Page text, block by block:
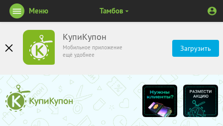
КупиКупон
Мобильное приложение
ещё удобнее
Загрузить
Меню Тамбов